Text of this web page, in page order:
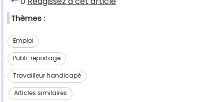
Thèmes :
Emploi
Publi-reportage
Travailleur handicapé
Articles similaires